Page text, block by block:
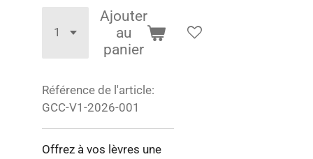
Ajouter
au
panier
Référence de l'article:
GCC-V1-2026-001
Offrez à vos lèvres une